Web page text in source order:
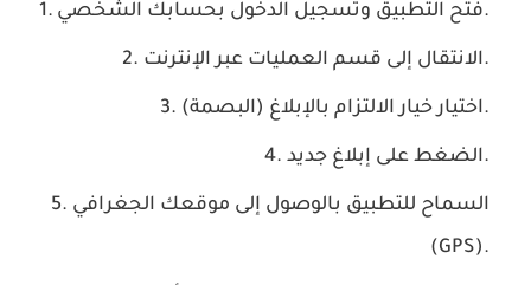
فتح التطبيق وتسجيل الدخول بحسابك الشخصي.
الانتقال إلى قسم العمليات عبر الإنترنت.
اختيار خيار الالتزام بالإبلاغ (البصمة).
الضغط على إبلاغ جديد.
السماح للتطبيق بالوصول إلى موقعك الجغرافي
(GPS).